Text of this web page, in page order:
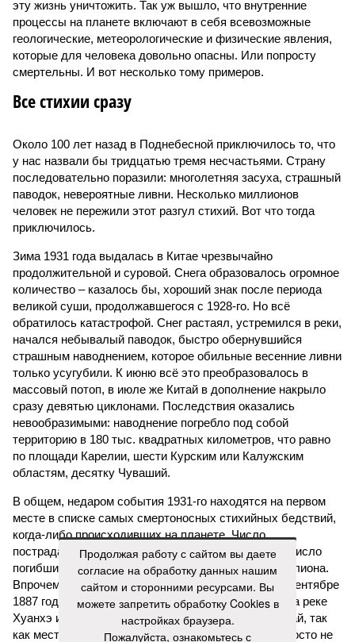
(фото: en.wikipedia.org)
Да, наша любимая маленькая планета может быть
единственной, где в пределах Солнечной системы есть
полноценная жизнь, но Земля также регулярно пытается
эту жизнь уничтожить. Так уж вышло, что внутренние
геологические, метеорологические и физические явления,
которые для человека довольно опасны. Или попросту
смертельны. И вот несколько тому примеров.
Все стихии сразу
Около 100 лет назад в Поднебесной приключилось то, что
у нас назвали бы тридцатью тремя несчастьями. Страну
последовательно поразили: многолетняя засуха, страшный
паводок, невероятные ливни. Несколько миллионов
человек не пережили этот разгул стихий. Вот что тогда
приключилось.
Зима 1931 года выдалась в Китае чрезвычайно
продолжительной и суровой. Снега образовалось огромное
количество – казалось бы, хороший знак после периода
великой суши, продолжавшегося с 1928-го. Но всё
обратилось катастрофой. Снег растаял, устремился в реки,
начался небывалый паводок, быстро обернувшийся
страшным наводнением, которое обильные весенние ливни
только усугубили. К июню всё это преобразовалось в
массовый потоп, в июле же Китай в дополнение накрыло
сразу девятью циклонами. Последствия оказались
невообразимыми: наводнение погребло под собой
территорию в 180 тыс. квадратных километров, что равно
по площади Карелии, шести Курским или Калужским
областям, десятку Чуваший.
В общем, недаром события 1931-го находятся на первом
месте в списке самых смертоносных стихийных бедствий,
Продолжая работу с сайтом вы даете
согласие на обработку данных нашим
сайтом и сторонними ресурсами. Вы
можете запретить обработку Cookies в
настройках браузера.
Пожалуйста, ознакомьтесь с